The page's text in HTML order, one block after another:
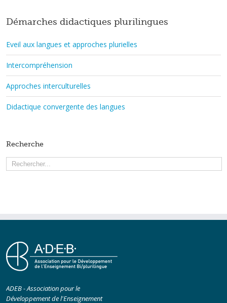
Démarches didactiques plurilingues
Eveil aux langues et approches plurielles
Intercompréhension
Approches interculturelles
Didactique convergente des langues
Recherche
ADEB - Association pour le
Développement de l'Enseignement